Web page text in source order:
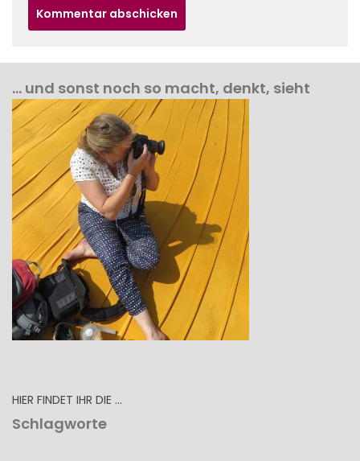
… und sonst noch so macht, denkt, sieht
HIER FINDET IHR DIE …
Schlagworte